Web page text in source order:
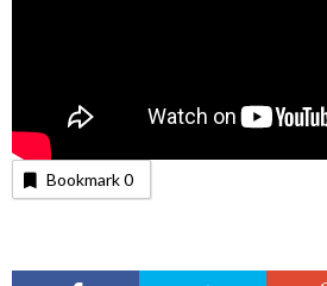
Bookmark0